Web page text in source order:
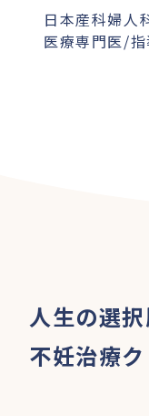
日本産科婦人
医療専門医/
人生の選
不妊治療